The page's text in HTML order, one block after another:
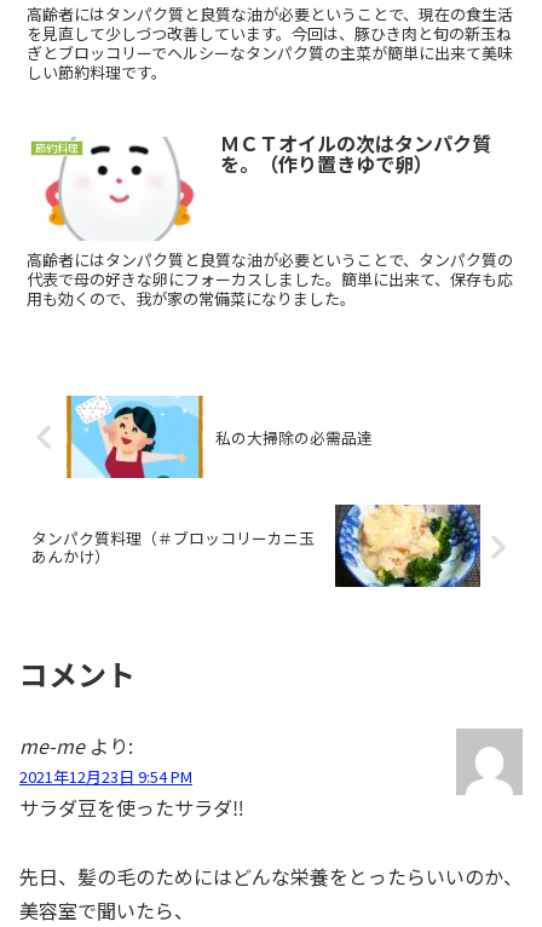
高齢者にはタンパク質と良質な油が必要ということで、現在の食生活
を見直して少しづつ改善しています。今回は、豚ひき肉と旬の新玉ね
ぎとブロッコリーでヘルシーなタンパク質の主菜が簡単に出来て美味
しい節約料理です。
節約料理 ＭＣＴオイルの次はタンパク質
を。（作り置きゆで卵）
高齢者にはタンパク質と良質な油が必要ということで、タンパク質の
代表で母の好きな卵にフォーカスしました。簡単に出来て、保存も応
用も効くので、我が家の常備菜になりました。
私の大掃除の必需品達
タンパク質料理（＃ブロッコリーカニ玉
あんかけ）
コメント
me-me より:
2021年12月23日 9:54 PM
サラダ豆を使ったサラダ‼️
先日、髪の毛のためにはどんな栄養をとったらいいのか、
美容室で聞いたら、